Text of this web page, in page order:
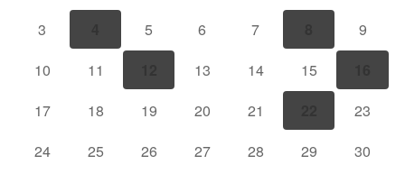
3
5 6 7
9
10
11 13 14 15
17
18 19 20 21
23
24
25 26 27 28 29 30